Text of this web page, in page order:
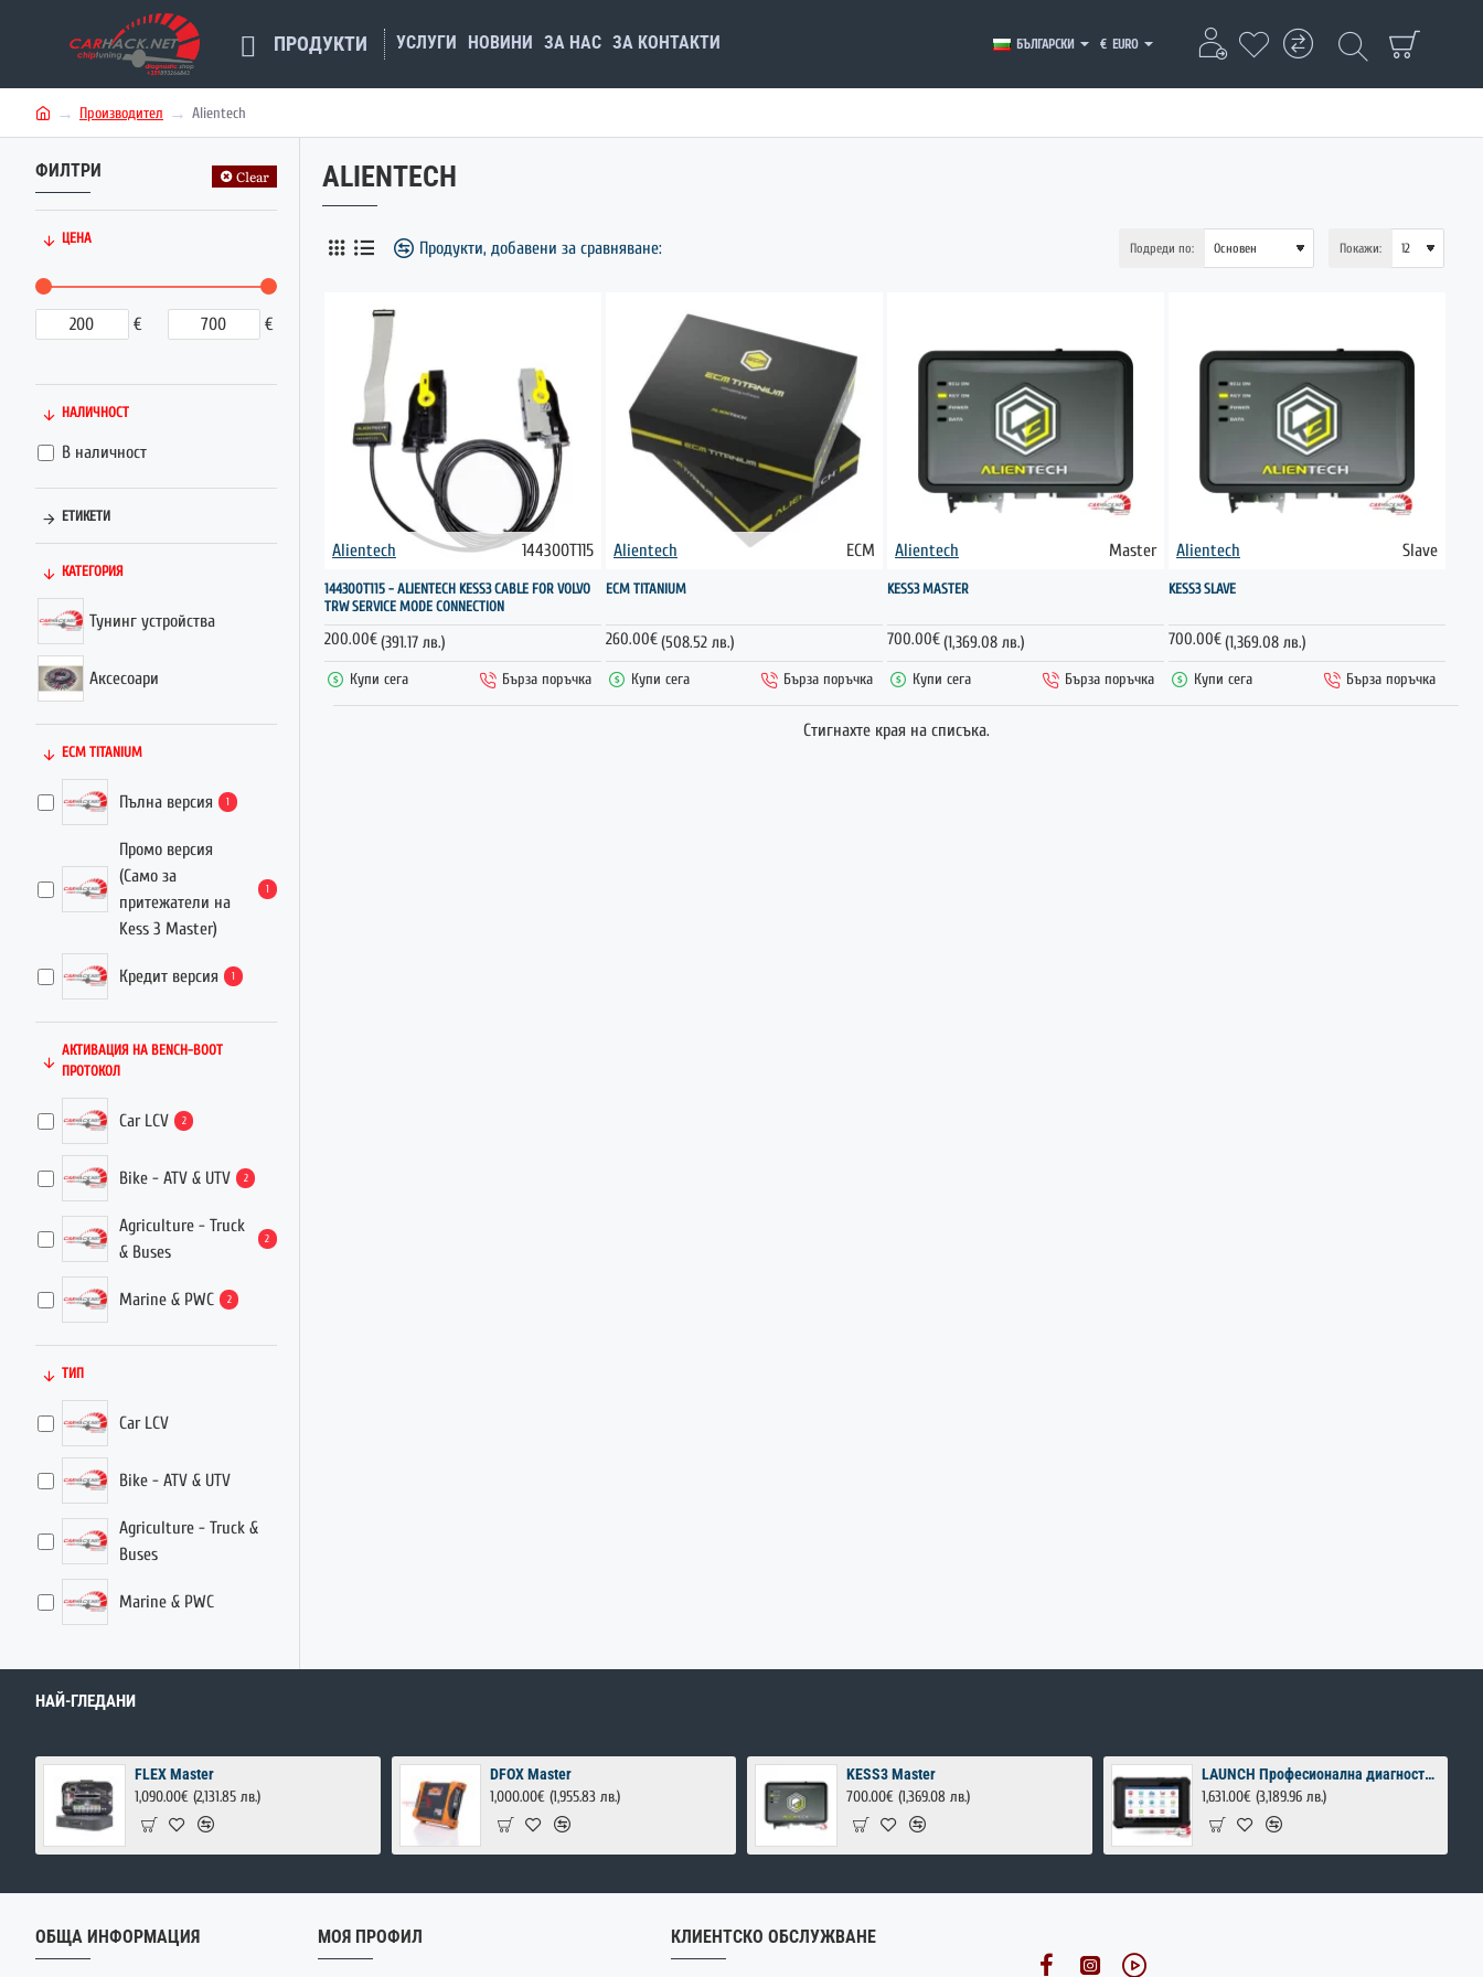
ПРОДУКТИ УСЛУГИ НОВИНИ ЗА НАС ЗА КОНТАКТИ БЪЛГАРСКИ € EURO
m
e
Производител Alientech
ФИЛТРИ Clear
ЦЕНА
€ €
НАЛИЧНОСТ
В наличност
ЕТИКЕТИ
КАТЕГОРИЯ
Тунинг устройства
Аксесоари
ECM TITANIUM
Пълна версия 1
Промо версия
(Само за
притежатели на
Kess 3 Master)
1
Кредит версия 1
АКТИВАЦИЯ НА BENCH-BOOT
ПРОТОКОЛ
Car LCV 2
Bike - ATV & UTV 2
Agriculture - Truck
& Buses
2
Marine & PWC 2
ТИП
Car LCV
Bike - ATV & UTV
Agriculture - Truck &
Buses
Marine & PWC
ALIENTECH
Продукти, добавени за сравняване: Подреди по: Покажи:
НОВО
Alientech 144300T115
144300T115 - ALIENTECH KESS3 CABLE FOR VOLVO
TRW SERVICE MODE CONNECTION
200.00€(391.17 лв.)
Купи сега
Бърза поръчка
Alientech ECM
ECM TITANIUM
260.00€(508.52 лв.)
Купи сега
Бърза поръчка
Alientech Master
KESS3 MASTER
700.00€(1,369.08 лв.)
Купи сега
Бърза поръчка
Alientech Slave
KESS3 SLAVE
700.00€(1,369.08 лв.)
Купи сега
Бърза поръчка
Стигнахте края на списъка.
НАЙ-ГЛЕДАНИ
FLEX Master
1,090.00€ (2,131.85 лв.)
DFOX Master
1,000.00€(1,955.83 лв.)
KESS3 Master
700.00€ (1,369.08 лв.)
LAUNCH Професионална диагностика за автомобили
1,631.00€(3,189.96 лв.)
ОБЩА ИНФОРМАЦИЯ МОЯ ПРОФИЛ КЛИЕНТСКО ОБСЛУЖВАНЕ